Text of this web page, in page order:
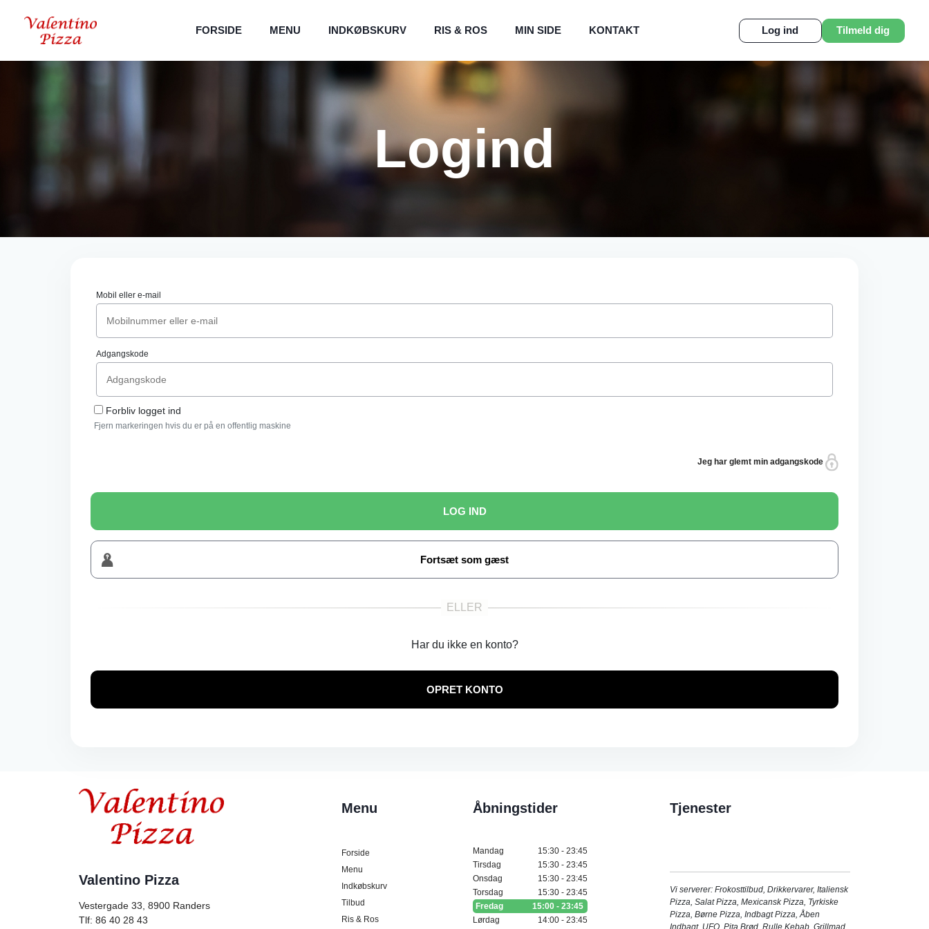
FORSIDE MENU INDKØBSKURV RIS & ROS MIN SIDE KONTAKT Log ind Tilmeld dig
Logind
Mobil eller e-mail
Adgangskode
Forbliv logget ind
Fjern markeringen hvis du er på en offentlig maskine
Jeg har glemt min adgangskode
LOG IND
Fortsæt som gæst
Har du ikke en konto?
OPRET KONTO
Valentino Pizza
Vestergade 33, 8900 Randers
Tlf: 86 40 28 43
Menu
Forside
Menu
Indkøbskurv
Tilbud
Ris & Ros
Åbningstider
Mandag
15:30 - 23:45
Tirsdag
15:30 - 23:45
Onsdag
15:30 - 23:45
Torsdag
15:30 - 23:45
Fredag
15:00 - 23:45
Lørdag
14:00 - 23:45
Tjenester
Vi serverer: Frokosttilbud, Drikkervarer, Italiensk
Pizza, Salat Pizza, Mexicansk Pizza, Tyrkiske
Pizza, Børne Pizza, Indbagt Pizza,Åben